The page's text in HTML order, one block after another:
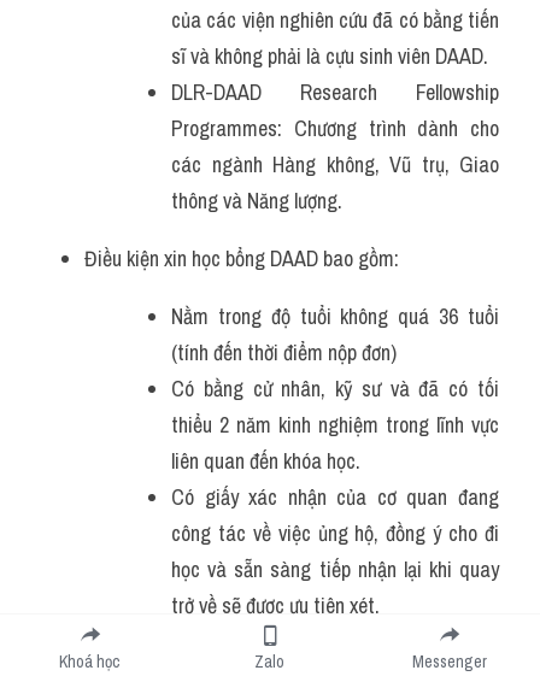
của các viện nghiên cứu đã có bằng tiến
sĩ và không phải là cựu sinh viên DAAD.
DLR-DAAD Research Fellowship
Programmes: Chương trình dành cho
các ngành Hàng không, Vũ trụ, Giao
thông và Năng lượng.
Điều kiện xin học bổng DAAD bao gồm:
Nằm trong độ tuổi không quá 36 tuổi
(tính đến thời điểm nộp đơn)
Có bằng cử nhân, kỹ sư và đã có tối
thiểu 2 năm kinh nghiệm trong lĩnh vực
liên quan đến khóa học.
Có giấy xác nhận của cơ quan đang
công tác về việc ủng hộ, đồng ý cho đi
học và sẵn sàng tiếp nhận lại khi quay
trở về sẽ được ưu tiên xét.
Đạt trình độ tiếng Đức DSH-2 hay
Khoá học Zalo Messenger